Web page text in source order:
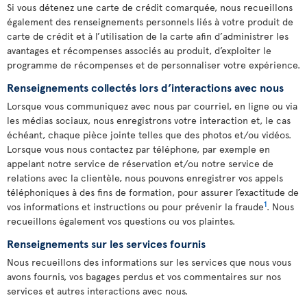
Si vous détenez une carte de crédit comarquée, nous recueillons
également des renseignements personnels liés à votre produit de
carte de crédit et à l’utilisation de la carte afin d’administrer les
avantages et récompenses associés au produit, d’exploiter le
programme de récompenses et de personnaliser votre expérience.
Renseignements collectés lors d’interactions avec nous
Lorsque vous communiquez avec nous par courriel, en ligne ou via
les médias sociaux, nous enregistrons votre interaction et, le cas
échéant, chaque pièce jointe telles que des photos et/ou vidéos.
Lorsque vous nous contactez par téléphone, par exemple en
appelant notre service de réservation et/ou notre service de
relations avec la clientèle, nous pouvons enregistrer vos appels
téléphoniques à des fins de formation, pour assurer l’exactitude de
vos informations et instructions ou pour prévenir la fraude1. Nous
recueillons également vos questions ou vos plaintes.
Renseignements sur les services fournis
Nous recueillons des informations sur les services que nous vous
avons fournis, vos bagages perdus et vos commentaires sur nos
services et autres interactions avec nous.